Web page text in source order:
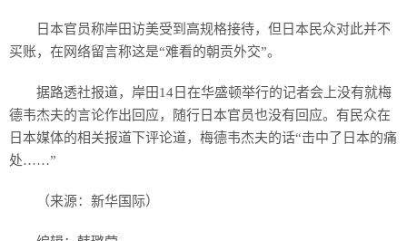
日本官员称岸田访美受到高规格接待，但日本民众对此并不
买账，在网络留言称这是“难看的朝贡外交”。
据路透社报道，岸田14日在华盛顿举行的记者会上没有就梅
德韦杰夫的言论作出回应，随行日本官员也没有回应。有民众在
日本媒体的相关报道下评论道，梅德韦杰夫的话“击中了日本的痛
处……”
（来源：新华国际）